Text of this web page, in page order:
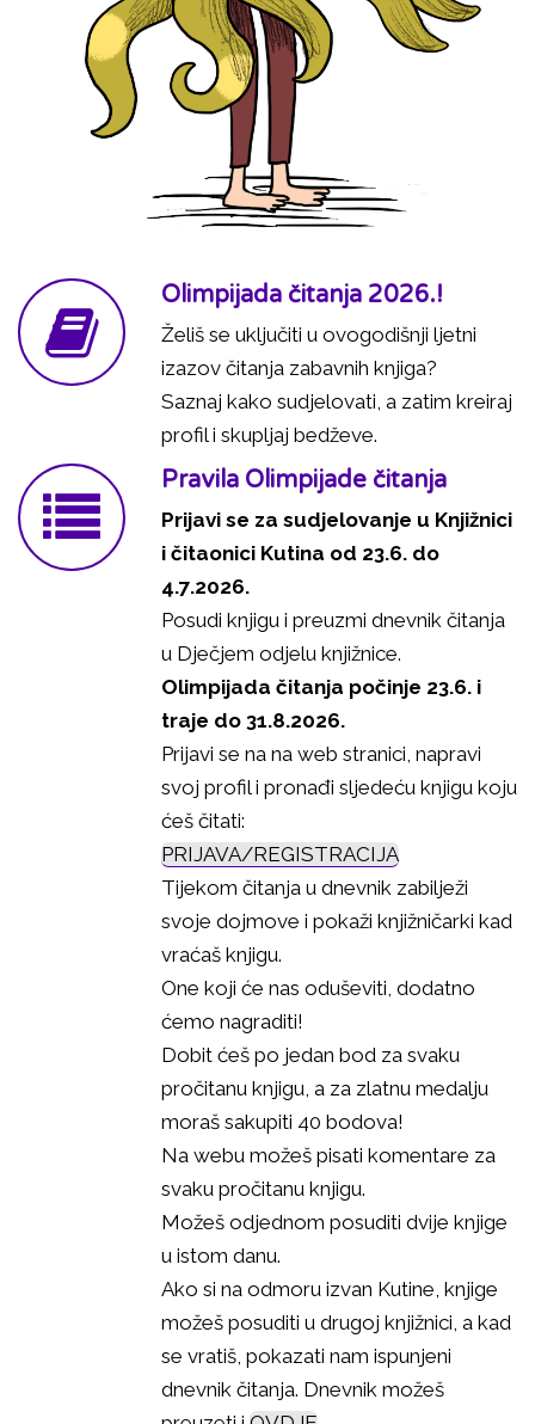
Olimpijada čitanja 2026.!
Želiš se uključiti u ovogodišnji ljetni
izazov čitanja zabavnih knjiga?
Saznaj kako sudjelovati, a zatim kreiraj
profil i skupljaj bedževe.
Pravila Olimpijade čitanja
Prijavi se za sudjelovanje u Knjižnici
i čitaonici Kutina od 23.6. do
4.7.2026.
Posudi knjigu i preuzmi dnevnik čitanja
u Dječjem odjelu knjižnice.
Olimpijada čitanja počinje 23.6. i
traje do 31.8.2026.
Prijavi se na na web stranici, napravi
svoj profil i pronađi sljedeću knjigu koju
ćeš čitati:
PRIJAVA/REGISTRACIJA
Tijekom čitanja u dnevnik zabilježi
svoje dojmove i pokaži knjižničarki kad
vraćaš knjigu.
One koji će nas oduševiti, dodatno
ćemo nagraditi!
Dobit ćeš po jedan bod za svaku
pročitanu knjigu, a za zlatnu medalju
moraš sakupiti 40 bodova!
Na webu možeš pisati komentare za
svaku pročitanu knjigu.
Možeš odjednom posuditi dvije knjige
u istom danu.
Ako si na odmoru izvan Kutine, knjige
možeš posuditi u drugoj knjižnici, a kad
se vratiš, pokazati nam ispunjeni
dnevnik čitanja. Dnevnik možeš